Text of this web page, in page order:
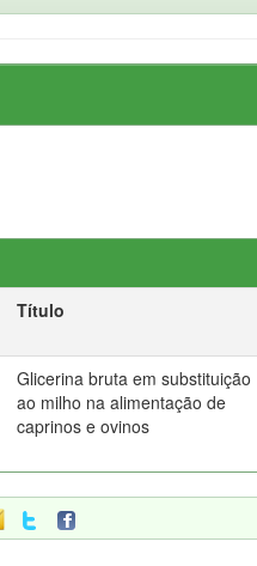
Título
Glicerina bruta em substituição
ao milho na alimentação de
caprinos e ovinos